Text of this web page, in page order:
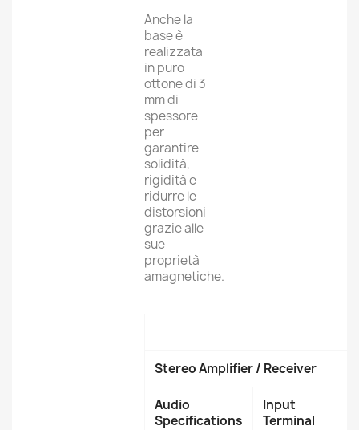
Anche la
base è
realizzata
in puro
ottone di 3
mm di
spessore
per
garantire
solidità,
rigidità e
ridurre le
distorsioni
grazie alle
sue
proprietà
amagnetiche.
Stereo Amplifier / Receiver
Audio
Specifications
Input
Terminal